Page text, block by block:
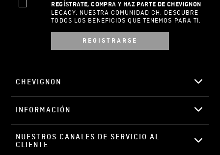
Correo electrónico
ENVIAR COMENTARIO
REGÍSTRATE, COMPRA Y HAZ PARTE DE CHEVIGNON
LEGACY, NUESTRA COMUNIDAD CH. DESCUBRE
TODOS LOS BENEFICIOS QUE TENEMOS PARA TI.
REGISTRARSE
CHEVIGNON
INFORMACIÓN
NUESTROS CANALES DE SERVICIO AL
CLIENTE